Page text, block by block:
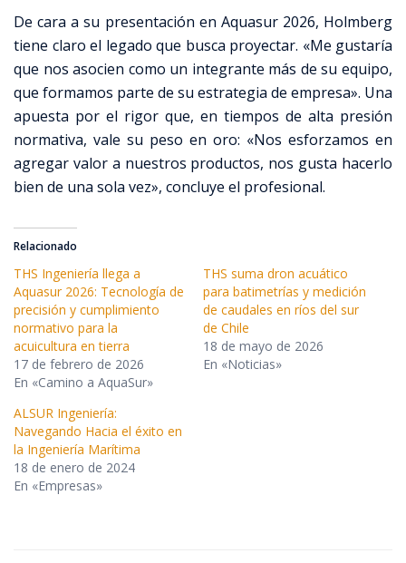
De cara a su presentación en Aquasur 2026, Holmberg
tiene claro el legado que busca proyectar. «Me gustaría
que nos asocien como un integrante más de su equipo,
que formamos parte de su estrategia de empresa». Una
apuesta por el rigor que, en tiempos de alta presión
normativa, vale su peso en oro: «Nos esforzamos en
agregar valor a nuestros productos, nos gusta hacerlo
bien de una sola vez», concluye el profesional.
Relacionado
THS Ingeniería llega a
Aquasur 2026: Tecnología de
precisión y cumplimiento
normativo para la
acuicultura en tierra
17 de febrero de 2026
En «Camino a AquaSur»
THS suma dron acuático
para batimetrías y medición
de caudales en ríos del sur
de Chile
18 de mayo de 2026
En «Noticias»
ALSUR Ingeniería:
Navegando Hacia el éxito en
la Ingeniería Marítima
18 de enero de 2024
En «Empresas»